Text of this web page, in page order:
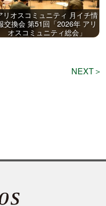
ース
リオスコミュニティ 月イチ情
交換会 第51回「2026年 アリ
オスコミュニティ総会」
NEXT＞